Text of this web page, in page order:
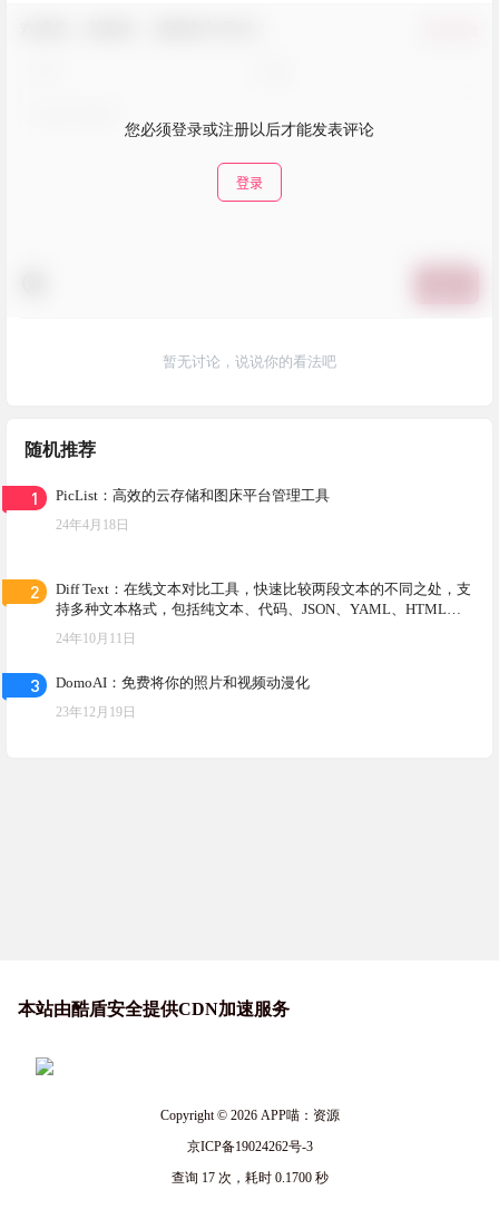
您必须登录或注册以后才能发表评论
登录
暂无讨论，说说你的看法吧
随机推荐
1 PicList：高效的云存储和图床平台管理工具
24年4月18日
2
Diff Text：在线文本对比工具，快速比较两段文本的不同之处，支
持多种文本格式，包括纯文本、代码、JSON、YAML、HTML、C
SS和Markdown等
24年10月11日
3 DomoAI：免费将你的照片和视频动漫化
23年12月19日
本站由酷盾安全提供CDN加速服务
Copyright © 2026APP喵：资源
京ICP备19024262号-3
查询 17 次，耗时 0.1700 秒